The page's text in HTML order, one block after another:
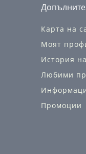
Карта на
Моят
История
Любими
Промоции